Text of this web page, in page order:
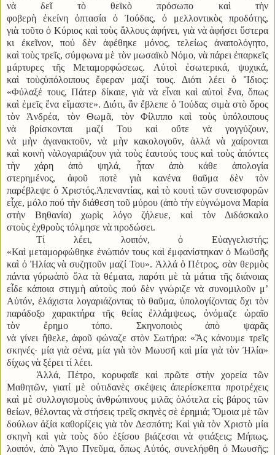
νὰ δεῖ τὸ θεϊκὸ πρόσωπο καὶ τὴν
φοβερὴ ἐκείνη ὀπτασία ὁ Ἰούδας, ὁ μελλοντικὸς προδότης,
γιὰ τοῦτο ὁ Κύριος καὶ τοὺς ἄλλους ἀφήνει, γιὰ νὰ ἀφήσει ὕστερα
κι ἐκεῖνον, πού δὲν ἀφέθηκε μόνος, τελείως ἀναπολόγητο,
καὶ τοὺς τρεῖς, σύμφωνα μὲ τὸν μωσαϊκὸ Νόμο, νὰ πάρει ἐπαρκεῖς
μάρτυρες τῆς Μεταμορφώσεως. Αὐτοὶ ἐσωτερικά, ψυχικά,
καὶ τοὺςὑπόλοιπους ἔφεραν μαζί τους. Διότι λέει ὁ Ἴδιος:
«Φύλαξέ τους, Πάτερ δίκαιε, γιὰ νὰ εἶναι καὶ αὐτοὶ ἕνα, ὅπως
καὶ ἐμεῖς ἕνα εἴμαστε». Διότι, ἂν ἔβλεπε ὁ Ἰούδας σιμὰ στὸ ὅρος
τὸν Ἀνδρέα, τὸν Θωμᾶ, τὸν Φίλιππο καὶ τοὺς ὑπόλοιπους
νὰ βρίσκονται μαζί Του καὶ οὔτε νὰ γογγύζουν,
νὰ μὴν ἀγανακτοῦν, νὰ μὴν κακολογοῦν, ἀλλά νὰ χαίρονται
καὶ κοινὴ νὰλογαριάζουν γιὰ τοὺς ἑαυτούς τους καὶ τοὺς ἀπόντες
τὴν χάρη ἀπὸ ψηλά, ἦταν ἀπὸ κάθε ἀπολογία
στερημένος, ἀφοῦ ποτὲ γιὰ κανένα θαῦμα δὲν τὸν
παρέβλεψε ὁ Χριστός.Ἀπεναντίας, καὶ τὸ κουτὶ τῶν συνεισφορῶν
εἶχε, μόλο πού τὴν διάθεση τοῦ μύρου (ἀπὸ τὴν εὐγνώμονα Μαρία
στὴν Βηθανία) χωρὶς λόγο ζήλευε, καὶ τὸν Διδάσκαλο
στοὺς ἐχθροὺς τόλμησε νὰ προδώσει.
Τί λέει, λοιπόν, ὁ Εὐαγγελιστής;
«Καὶ μεταμορφώθηκε ἐνώπιόν τους καὶ ἐμφανίστηκαν ὁ Μωϋσῆς
καὶ ὁ Ἠλίας νὰ συζητοῦν μαζί Του». Ἀλλά ὁ Πέτρος, σὰν θερμὸς
πάντα γύρωἀπὸ ὅλα τὰ θέματα, παρότι μὲ τὰ μάτια τῆς διάνοιας
εἶδε κάποια στιγμὴ αὐτοὺς πού δὲν γνώριζε νὰ συνομιλοῦν μ’
Αὐτόν, ἐλάχιστα λογαριάζοντας τὸ θαῦμα, ὑπολογίζοντας ὄχι τὸν
παράδοξο χαρακτήρα τῆς θείας ἐλλάμψεως, ὀνόμαζε ὡραῖο
τὸν ἔρημο τόπο. Σκηνοποιὸς ἀπὸ ψαρᾶς
νὰ γίνει ἤθελε, ἀφοῦ φώναζε στὸν Σωτήρα: «Ἂς κάνουμε τρεῖς
σκηνές· μία γιὰ σένα, μία γιὰ τὸν Μωυσῆ καὶ μία γιὰ τὸν Ἠλία»
δίχως νὰ ξέρει τί λέει.
Ἀλλά, Πέτρο, κορυφαῖε καὶ πρῶτε στὴν χορεία τῶν
Μαθητῶν, γιατί μὲ οὐτιδανὲς σκέψεις ἀπερίσκεπτα προτρέχεις
καὶ μὲ συλλογισμοὺς ἀνθρώπινους μιλᾶς ὁλότελα εἰς βάρος τῶν
θείων, θέλοντας νὰ στήσεις τρεῖς σκηνὲς σὲ ἐρημιά; Ὅμοια μὲ τῶν
δούλων ἀξία καθορίζεις γιὰ τὸν Δεσπότη; Καὶ γιὰ τὸν Χριστὸ μία
σκηνὴ καὶ γιὰ τοὺς δύο ἐξίσου βιάζεσαι νὰ φτιάξεις; Μήπως,
λοιπόν, ἀπὸ Ἅγιο Πνεῦμα, ὅπως Αὐτός, συνελήφθη ὁ Μωυσῆς;